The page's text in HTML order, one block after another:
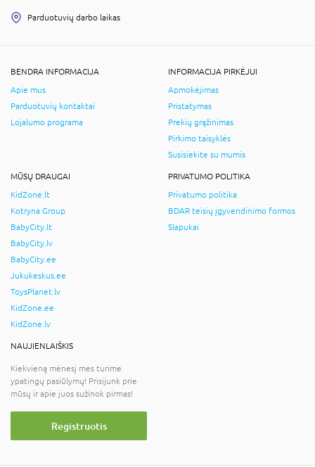
Parduotuvių darbo laikas
BENDRA INFORMACIJA
Apie mus
Parduotuvių kontaktai
Lojalumo programa
INFORMACIJA PIRKĖJUI
Apmokėjimas
Pristatymas
Prekių grąžinimas
Pirkimo taisyklės
Susisiekite su mumis
MŪSŲ DRAUGAI
KidZone.lt
Kotryna Group
BabyCity.lt
BabyCity.lv
BabyCity.ee
Jukukeskus.ee
ToysPlanet.lv
KidZone.ee
KidZone.lv
PRIVATUMO POLITIKA
Privatumo politika
BDAR teisių įgyvendinimo formos
Slapukai
NAUJIENLAIŠKIS
Kiekvieną mėnesį mes turime
ypatingų pasiūlymų! Prisijunk prie
mūsų ir apie juos sužinok pirmas!
Registruotis